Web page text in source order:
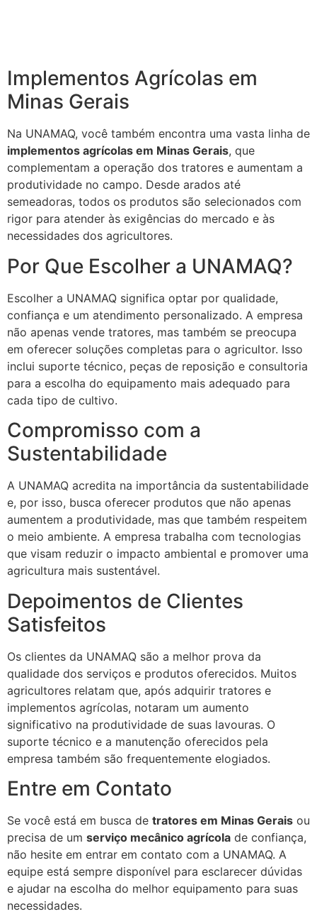
Implementos Agrícolas em
Minas Gerais
Na UNAMAQ, você também encontra uma vasta linha de
implementos agrícolas em Minas Gerais, que
complementam a operação dos tratores e aumentam a
produtividade no campo. Desde arados até
semeadoras, todos os produtos são selecionados com
rigor para atender às exigências do mercado e às
necessidades dos agricultores.
Por Que Escolher a UNAMAQ?
Escolher a UNAMAQ significa optar por qualidade,
confiança e um atendimento personalizado. A empresa
não apenas vende tratores, mas também se preocupa
em oferecer soluções completas para o agricultor. Isso
inclui suporte técnico, peças de reposição e consultoria
para a escolha do equipamento mais adequado para
cada tipo de cultivo.
Compromisso com a
Sustentabilidade
A UNAMAQ acredita na importância da sustentabilidade
e, por isso, busca oferecer produtos que não apenas
aumentem a produtividade, mas que também respeitem
o meio ambiente. A empresa trabalha com tecnologias
que visam reduzir o impacto ambiental e promover uma
agricultura mais sustentável.
Depoimentos de Clientes
Satisfeitos
Os clientes da UNAMAQ são a melhor prova da
qualidade dos serviços e produtos oferecidos. Muitos
agricultores relatam que, após adquirir tratores e
implementos agrícolas, notaram um aumento
significativo na produtividade de suas lavouras. O
suporte técnico e a manutenção oferecidos pela
empresa também são frequentemente elogiados.
Entre em Contato
Se você está em busca de tratores em Minas Gerais ou
precisa de um serviço mecânico agrícola de confiança,
não hesite em entrar em contato com a UNAMAQ. A
equipe está sempre disponível para esclarecer dúvidas
e ajudar na escolha do melhor equipamento para suas
necessidades.